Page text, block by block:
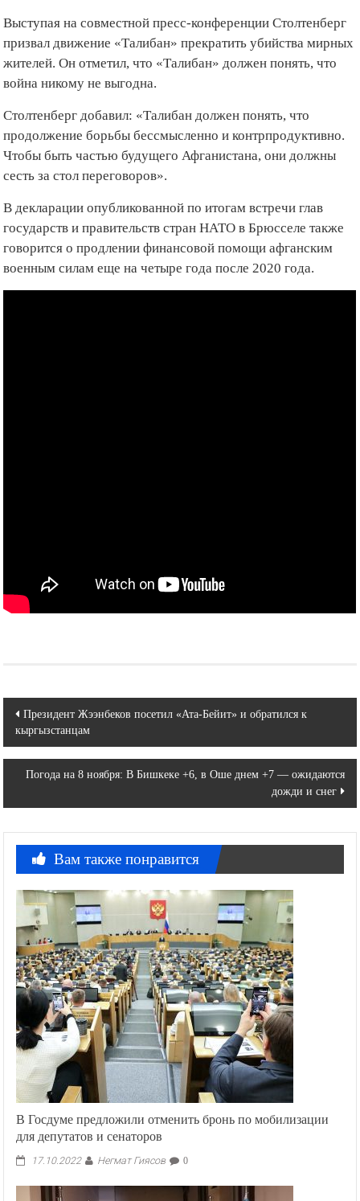
Выступая на совместной пресс-конференции Столтенберг
призвал движение «Талибан» прекратить убийства мирных
жителей. Он отметил, что «Талибан» должен понять, что
война никому не выгодна.
Столтенберг добавил: «Талибан должен понять, что
продолжение борьбы бессмысленно и контрпродуктивно.
Чтобы быть частью будущего Афганистана, они должны
сесть за стол переговоров».
В декларации опубликованной по итогам встречи глав
государств и правительств стран НАТО в Брюсселе также
говорится о продлении финансовой помощи афганским
военным силам еще на четыре года после 2020 года.
Навигация
по
записям
Президент Жээнбеков посетил «Ата-Бейит» и обратился к
кыргызстанцам
Погода на 8 ноября: В Бишкеке +6, в Оше днем +7 — ожидаются
дожди и снег
Вам также понравится
В Госдуме предложили отменить бронь по мобилизации
для депутатов и сенаторов
17.10.2022 Негмат Гиясов 0